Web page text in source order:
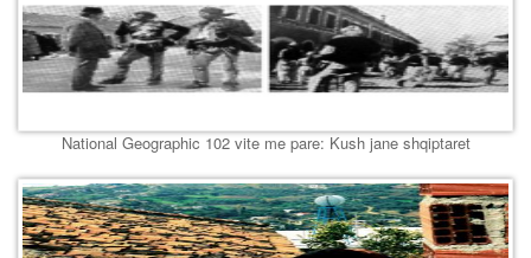
National Geographic 102 vite me pare: Kush jane shqiptaret